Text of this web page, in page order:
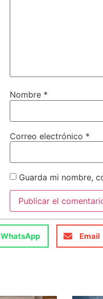
Nombre *
Correo electrónico *
Guarda mi nombre,
WhatsApp Email